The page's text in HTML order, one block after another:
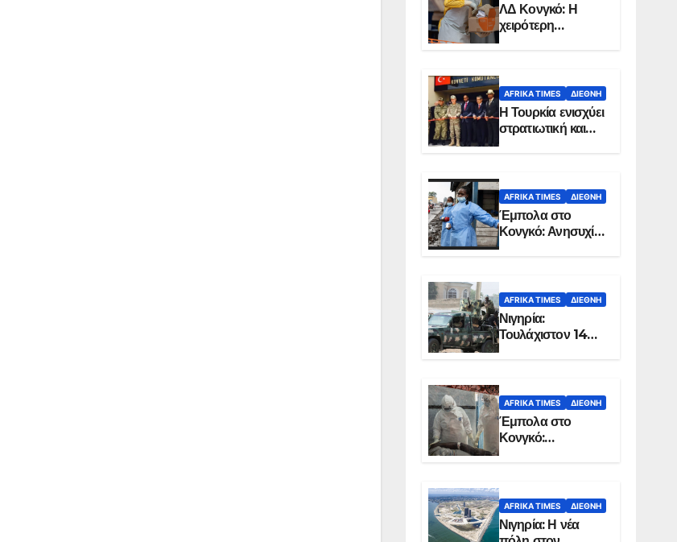
ΛΔ Κονγκό: Η
χειρότερη
επιδημία Έμπολα
χώρας
AFRIKA TIMES ΔΙΕΘΝΉ
Η Τουρκία ενισχύει
στρατιωτική και
ενεργειακή
Σομαλία
AFRIKA TIMES ΔΙΕΘΝΉ
Έμπολα στο
Κονγκό: Ανησυχία
για τη μεγάλη
AFRIKA TIMES ΔΙΕΘΝΉ
Νιγηρία:
Τουλάχιστον 14
νεκροί από
στην Οτούκπο
AFRIKA TIMES ΔΙΕΘΝΉ
Έμπολα στο
Κονγκό:
Ξεπέρασαν τους
AFRIKA TIMES ΔΙΕΘΝΉ
Νιγηρία: Η νέα